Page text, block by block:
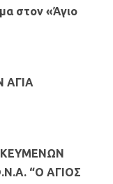
στον «Άγιο
ΑΓΙΑ
“Ο ΑΓΙΟΣ